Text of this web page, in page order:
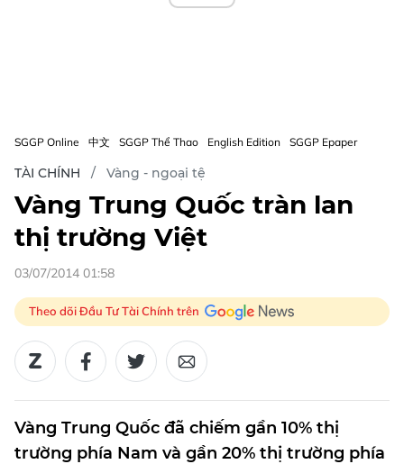
SGGP Online 中文 SGGP Thể Thao English Edition SGGP Epaper
TÀI CHÍNH Vàng - ngoại tệ
Vàng Trung Quốc tràn lan
thị trường Việt
03/07/2014 01:58
Theo dõi Đầu Tư Tài Chính trên
Vàng Trung Quốc đã chiếm gần 10% thị
trường phía Nam và gần 20% thị trường phía